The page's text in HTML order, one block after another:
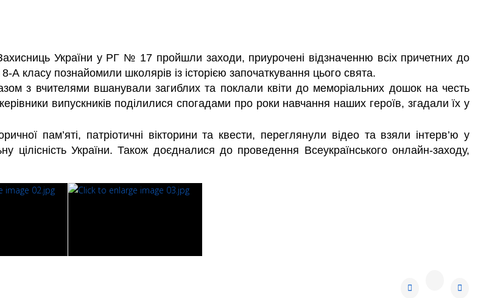
ахисниць України у РГ № 17 пройшли заходи, приурочені відзначенню всіх причетних до
А класу познайомили школярів із історією започаткування цього свята.
з вчителями вшанували загиблих та поклали квіти до меморіальних дошок на честь
випускників поділилися спогадами про роки навчання наших героїв, згадали їх у
пам’яті, патріотичні вікторини та квести, переглянули відео та взяли інтерв’ю у
у цілісність України. Також доєдналися до проведення Всеукраїнського онлайн-заходу,